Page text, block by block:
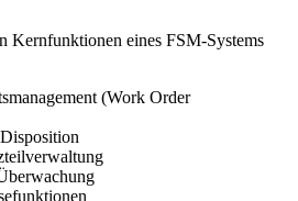
Kernfunktionen eines FSM‑Systems
(Work Order